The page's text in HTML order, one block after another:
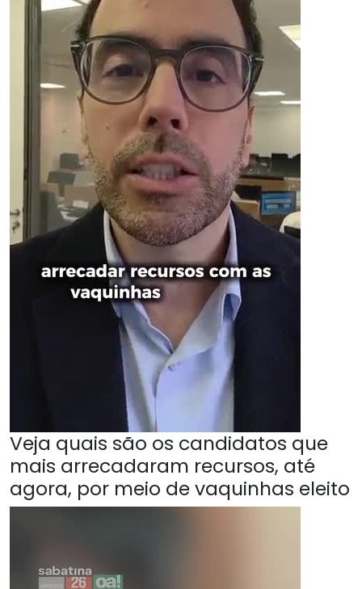
Veja quais são os candidatos que
mais arrecadaram recursos, até
agora, por meio de vaquinhas eleito